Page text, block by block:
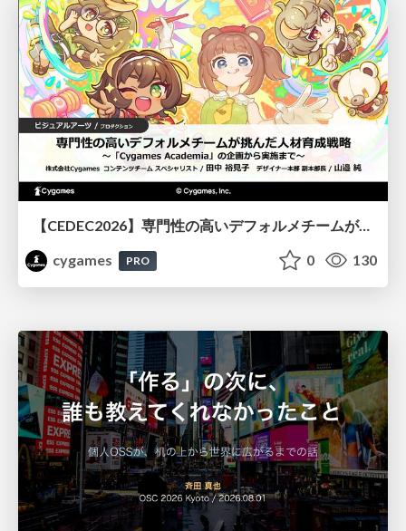
【CEDEC2026】専門性の高いデフォルメチームが挑んだ人材育成戦略 〜Cygames Academiaの企画から実施まで〜
cygames
PRO 0 130